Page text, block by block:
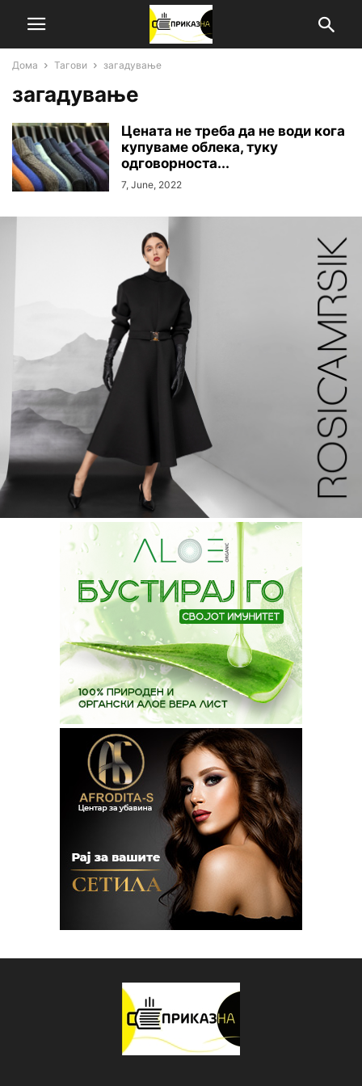
Дома Тагови загадување
загадување
Цената не треба да не води кога
купуваме облека, туку
одговорноста...
7, June, 2022